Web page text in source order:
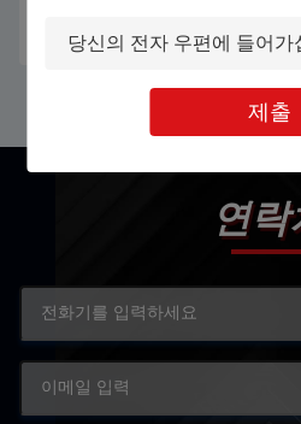
제출
최고의 가격을 얻으십시오
연락